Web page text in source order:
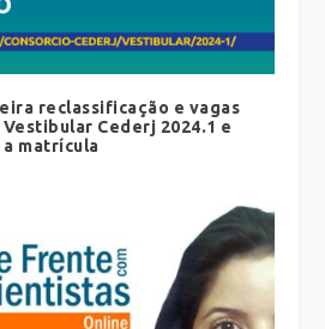
reclassificação e vagas
Cederj 2024.1 e
matrícula